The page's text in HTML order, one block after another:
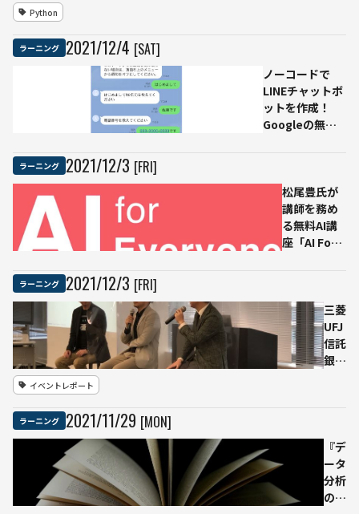
プ迫
る
Python
の実装
も学べ
る
Python
ラーニング 2021/12/4 [SAT]
ノーコードで
LINEチャットボ
ットを作成！
Googleの無料
ラーニング 2021/12/3 [FRI]
松尾豊氏が
講師を務め
る無料AI講
座「AI For
突破
ラーニング 2021/12/3 [FRI]
三菱
UFJ
信託
銀行
ナン
ス＆
リー
スが
イベントレポート
ラーニング 2021/11/29 [MON]
『デ
ータ
分析
のた